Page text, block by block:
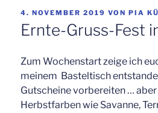
VERÖFFENTLICHT
AM
4. NOVEMBER 2019 VON PIA
Ernte-Gruss-Fest
Zum Wochenstart zeige ich
meinem Basteltisch
Gutscheine vorbereiten …
Herbstfarben wie Savanne,